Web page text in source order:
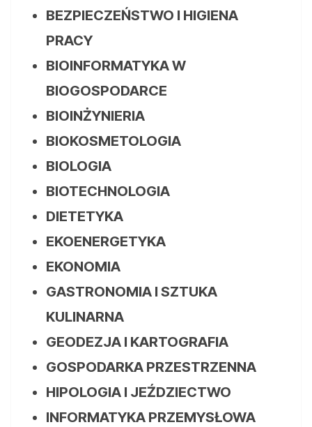
BEZPIECZEŃSTWO I HIGIENA
PRACY
BIOINFORMATYKA W
BIOGOSPODARCE
BIOINŻYNIERIA
BIOKOSMETOLOGIA
BIOLOGIA
BIOTECHNOLOGIA
DIETETYKA
EKOENERGETYKA
EKONOMIA
GASTRONOMIA I SZTUKA
KULINARNA
GEODEZJA I KARTOGRAFIA
GOSPODARKA PRZESTRZENNA
HIPOLOGIA I JEŹDZIECTWO
INFORMATYKA PRZEMYSŁOWA